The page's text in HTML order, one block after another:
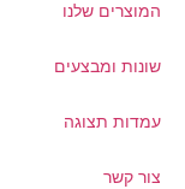
המוצרים שלנו
שונות ומבצעים
עמדות תצוגה
צור קשר